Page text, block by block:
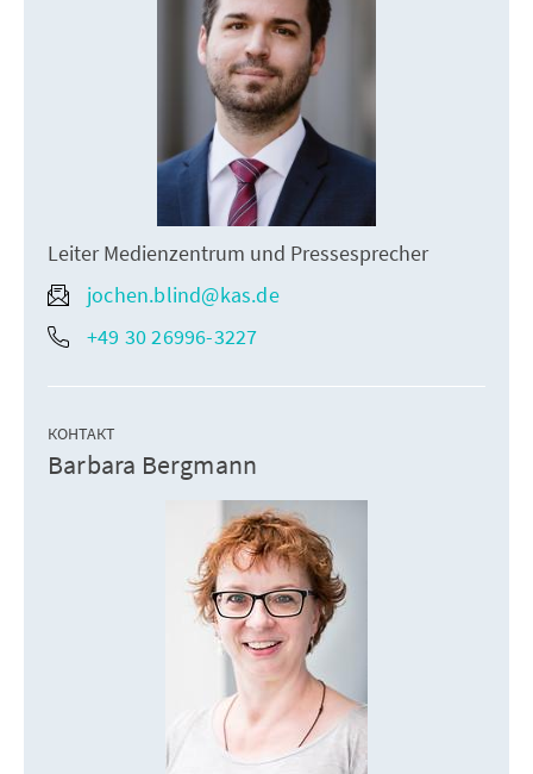
Leiter Medienzentrum und Pressesprecher
jochen.blind@kas.de
+49 30 26996-3227
КОНТАКТ
Barbara Bergmann